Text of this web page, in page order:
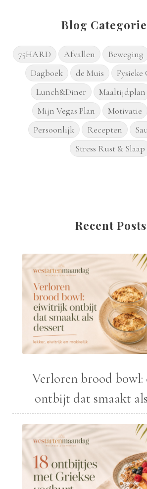
Blog
75HARD Afvallen Beweging
Dagboek
de Muis
Fysieke
Lunch&Diner
Maaltijdplan
Mijn Vegas Plan
Motivatie
Persoonlijk
Recepten
Stress Rust & Slaap
Recent Posts
Verloren brood
ontbijt dat smaakt